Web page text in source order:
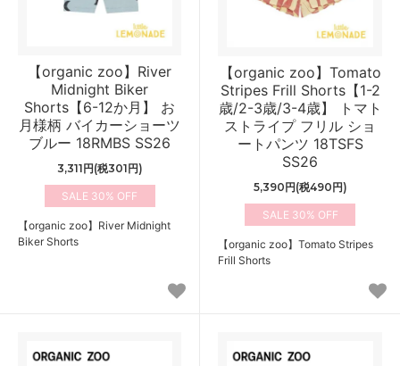
【organic zoo】River
Midnight Biker
Shorts【6-12か月】 お
月様柄 バイカーショーツ
ブルー 18RMBS SS26
3,311円(税301円)
30%
【organic zoo】River Midnight
Biker Shorts
【organic zoo】Tomato
Stripes Frill Shorts【1-2
歳/2-3歳/3-4歳】 トマト
ストライプ フリル ショ
ートパンツ 18TSFS
SS26
5,390円(税490円)
30%
【organic zoo】Tomato Stripes
Frill Shorts